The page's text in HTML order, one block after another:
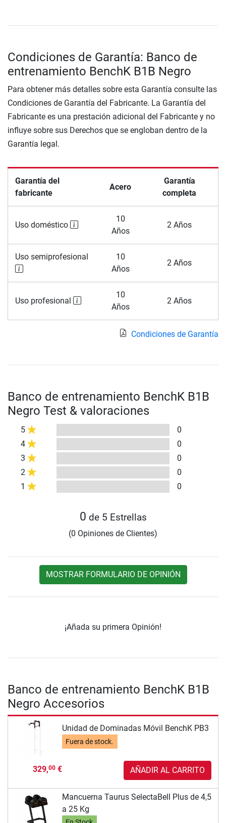
Condiciones de Garantía: Banco de
entrenamiento BenchK B1B Negro
Para obtener más detalles sobre esta Garantía consulte las
Condiciones de Garantía del Fabricante. La Garantía del
Fabricante es una prestación adicional del Fabricante y no
influye sobre sus Derechos que se engloban dentro de la
Garantía legal.
Garantía del
fabricante
Acero
Garantía
completa
Uso doméstico
10
Años
2 Años
Uso semiprofesional
10
Años
2 Años
Uso profesional
10
Años
2 Años
Condiciones de Garantía
Banco de entrenamiento BenchK B1B
Negro Test & valoraciones
5
0
4
0
3
0
2
0
1
0
0 de 5 Estrellas
(0 Opiniones de Clientes)
MOSTRAR FORMULARIO DE OPINIÓN
¡Añada su primera Opinión!
Banco de entrenamiento BenchK B1B
Negro Accesorios
Unidad de Dominadas Móvil BenchK PB3
Fuera de stock.
329,00€ AÑADIR AL CARRITO
Mancuerna Taurus SelectaBell Plus de 4,5
a 25 Kg